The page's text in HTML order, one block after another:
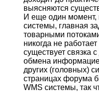
выясняются
И еще один момент,
системы, главная
товарными
никогда не
существует связка
обмена
других (головных)
страницах форума
WMS системы, так